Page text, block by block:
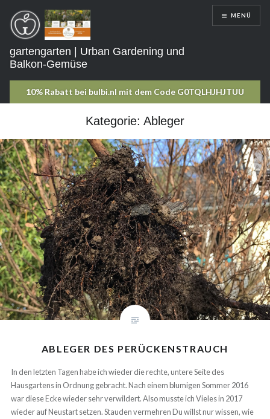
zum
Inhalt
gartengarten | Urban Gardening und
Balkon-Gemüse
MENÜ
Kategorie: Ableger
ABLEGER DES PERÜCKENSTRAUCH
In den letzten Tagen habe ich wieder die rechte, untere Seite des
Hausgartens in Ordnung gebracht. Nach einem blumigen Sommer 2016
war diese Ecke wieder sehr verwildert. Also musste ich Vieles in 2017
wieder auf Neustart setzen. Stauden vermehren Du willst nur wissen, wie